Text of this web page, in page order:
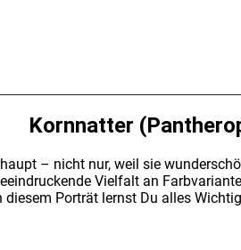
Korn­nat­ter
– nicht nur, weil sie
Viel­falt an
Por­trät lernst Du alles